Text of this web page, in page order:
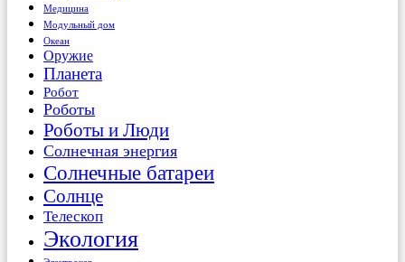
Медицина
Модульный дом
Океан
Оружие
Планета
Робот
Роботы
Роботы и Люди
Солнечная энергия
Солнечные батареи
Солнце
Телескоп
Экология